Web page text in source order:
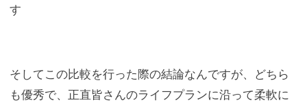
す
そしてこの比較を行った際の結論なんですが、どちら
も優秀で、正直皆さんのライフプランに沿って柔軟に